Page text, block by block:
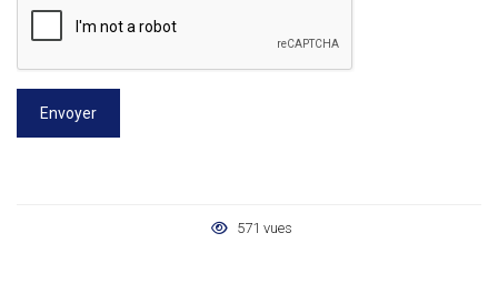
Envoyer
571 vues